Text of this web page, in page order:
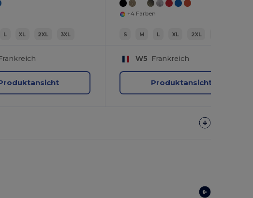
L XL 2XL 3XL
+4 Farben
S M L XL 2XL
W5 Frankreich
Produktansicht